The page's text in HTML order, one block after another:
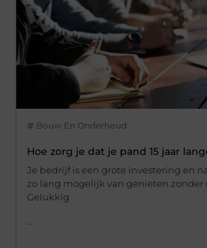
Bouw En Onderhoud
Hoe zorg je dat je pand 15 jaar
Je bedrijf is een grote investering en
zo lang mogelijk van genieten zonder
Gelukkig